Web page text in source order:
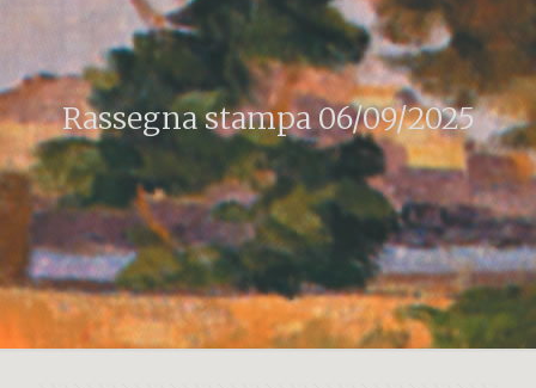
Rassegna stampa 06/09/2025